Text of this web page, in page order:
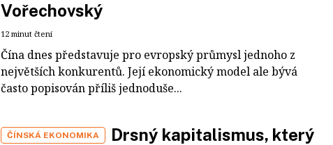
Vořechovský
12 minut čtení
Čína dnes představuje pro evropský průmysl jednoho z
největších konkurentů. Její ekonomický model ale bývá
často popisován příliš jednoduše...
ČÍNSKÁ EKONOMIKA
Drsný kapitalismus, který